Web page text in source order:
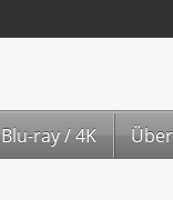
Blu-ray / 4K